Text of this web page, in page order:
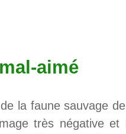
aimé
la faune sauvage
très négative et